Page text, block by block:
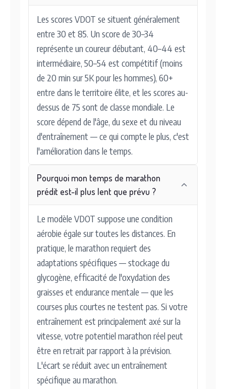
Les scores VDOT se situent généralement
entre 30 et 85. Un score de 30–34
représente un coureur débutant, 40–44 est
intermédiaire, 50–54 est compétitif (moins
de 20 min sur 5K pour les hommes), 60+
entre dans le territoire élite, et les scores au-
dessus de 75 sont de classe mondiale. Le
score dépend de l'âge, du sexe et du niveau
d'entraînement — ce qui compte le plus, c'est
l'amélioration dans le temps.
Pourquoi mon temps de marathon
prédit est-il plus lent que prévu ?
Le modèle VDOT suppose une condition
aérobie égale sur toutes les distances. En
pratique, le marathon requiert des
adaptations spécifiques — stockage du
glycogène, efficacité de l'oxydation des
graisses et endurance mentale — que les
courses plus courtes ne testent pas. Si votre
entraînement est principalement axé sur la
vitesse, votre potentiel marathon réel peut
être en retrait par rapport à la prévision.
L'écart se réduit avec un entraînement
spécifique au marathon.